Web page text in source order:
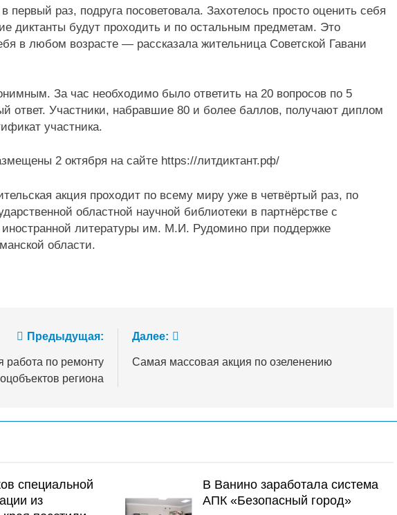
раз, подруга посоветовала. Захотелось просто оценить себя
диктанты будут проходить и по остальным предметам. Это
в любом возрасте — рассказала жительница Советской Гавани
За час необходимо было ответить на 20 вопросов по 5
ответ. Участники, набравшие 80 и более баллов, получают диплом
участника.
2 октября на сайте https://литдиктант.рф/
акция проходит по всему миру уже в четвёртый раз, по
областной научной библиотеки в партнёрстве с
иностранной литературы им. М.И. Рудомино при поддержке
области.
Предыдущая:
работа по ремонту
региона
Далее:
Самая массовая акция по озеленению
специальной
из
В Ванино заработала система
АПК «Безопасный город»